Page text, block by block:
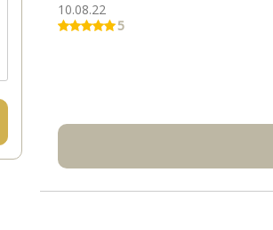
10.08.22
5